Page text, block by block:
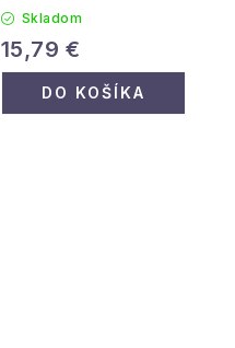
Skladom
15,79 €
DO KOŠÍKA